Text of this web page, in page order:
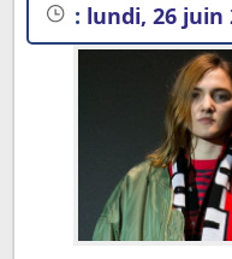
: lundi, 26 juin